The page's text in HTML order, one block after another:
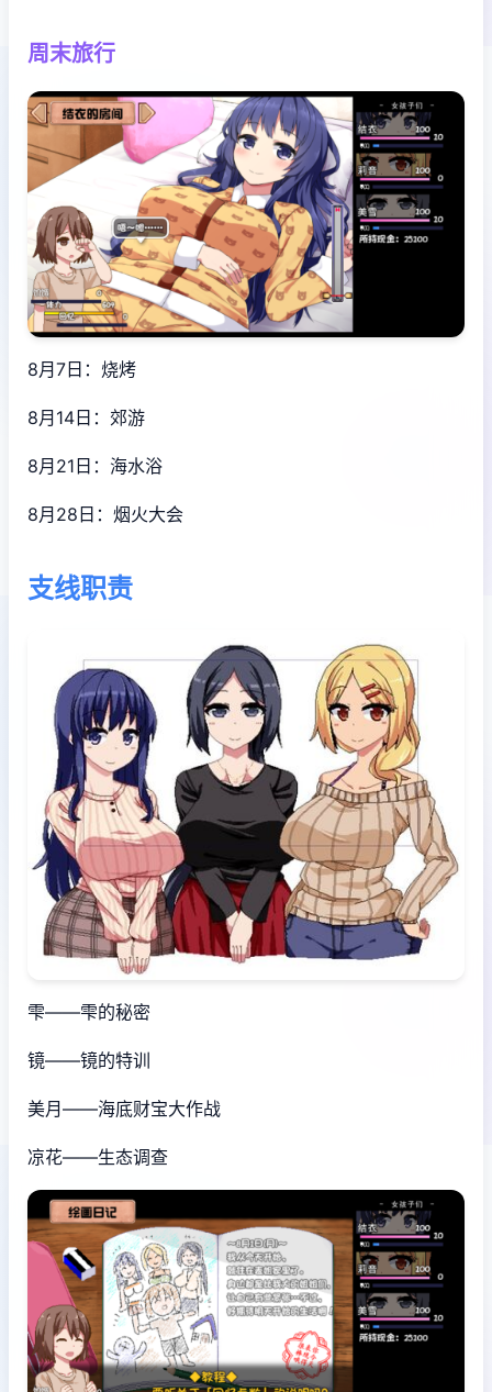
周末旅行
8月7日：烧烤
8月14日：郊游
8月21日：海水浴
8月28日：烟火大会
支线职责
雫——雫的秘密
镜——镜的特训
美月——海底财宝大作战
凉花——生态调查